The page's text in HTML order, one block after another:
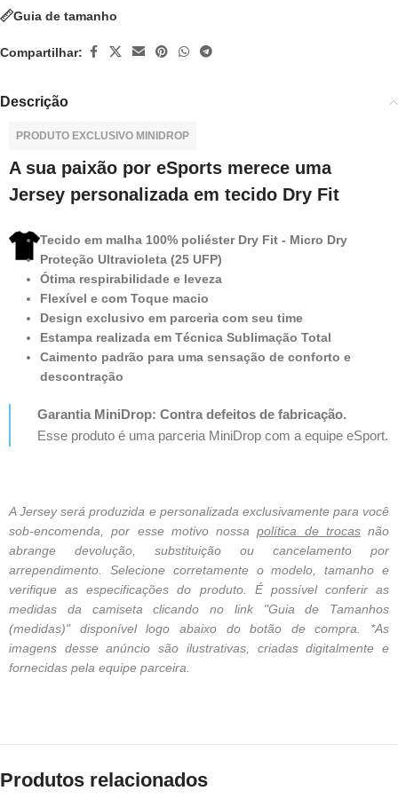
Guia de tamanho
Compartilhar:
Descrição
PRODUTO EXCLUSIVO MINIDROP
A sua paixão por eSports merece uma
Jersey personalizada em tecido Dry Fit
Tecido em malha 100% poliéster Dry Fit - Micro Dry
Proteção Ultravioleta (25 UFP)
Ótima respirabilidade e leveza
Flexível e com Toque macio
Design exclusivo em parceria com seu time
Estampa realizada em Técnica Sublimação Total
Caimento padrão para uma sensação de conforto e
descontração
Garantia MiniDrop: Contra defeitos de fabricação.
Esse produto é uma parceria MiniDrop com a equipe eSport.
A Jersey será produzida e personalizada exclusivamente para você
sob-encomenda, por esse motivo nossapolítica de trocasnão
abrange devolução, substituição ou cancelamento por
arrependimento. Selecione corretamente o modelo, tamanho e
verifique as especificações do produto. É possível conferir as
medidas da camiseta clicando no link "Guia de Tamanhos
(medidas)" disponível logo abaixo do botão de compra. *As
imagens desse anúncio são ilustrativas, criadas digitalmente e
fornecidas pela equipe parceira.
Produtos relacionados